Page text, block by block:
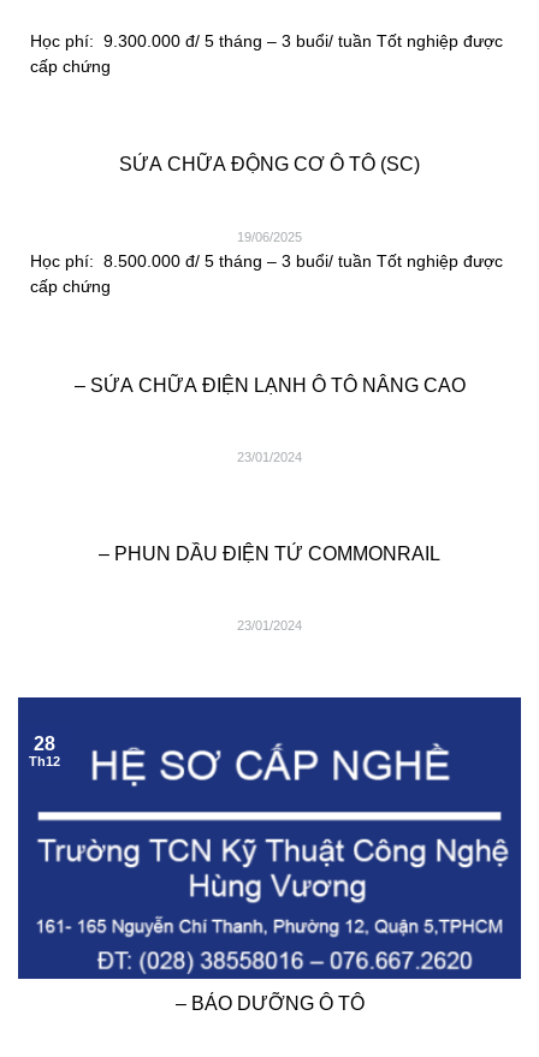
Học phí: 9.300.000 đ/ 5 tháng – 3 buổi/ tuần Tốt nghiệp được
cấp chứng
SỬA CHỮA ĐỘNG CƠ Ô TÔ (SC)
19/06/2025
Học phí: 8.500.000 đ/ 5 tháng – 3 buổi/ tuần Tốt nghiệp được
cấp chứng
– SỬA CHỮA ĐIỆN LẠNH Ô TÔ NÂNG CAO
23/01/2024
– PHUN DẦU ĐIỆN TỬ COMMONRAIL
23/01/2024
– BẢO DƯỠNG Ô TÔ
28
Th12